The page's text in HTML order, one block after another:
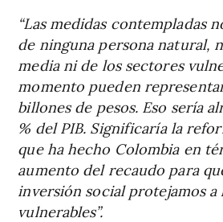
“Las medidas contempladas
de ninguna persona natural,
media ni de los sectores
momento pueden
billones de pesos. Eso sería
% del PIB. Significaría la
que ha hecho Colombia en
aumento del recaudo para
inversión social protejamos a
vulnerables”.